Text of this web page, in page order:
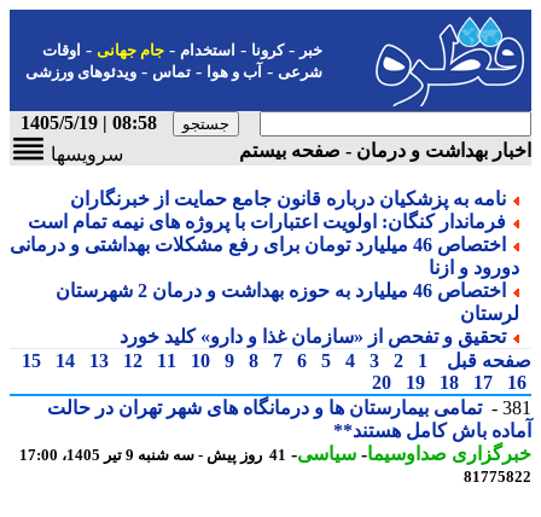
-کرونا-استخدام- جام جهانی-اوقات
شرعی-آب و هوا-تماس-ویدئوهای ورزشی
08:58 | 1405/5/19
بهداشت و درمان - صفحه بیستم
سرویسها
نامه به پزشکیان درباره قانون جامع حمایت از خبرنگاران
فرماندار کنگان: اولویت اعتبارات با پروژه های نیمه تمام است
اختصاص 46 میلیارد تومان برای رفع مشکلات بهداشتی و درمانی
و ازنا
اختصاص 46 میلیارد به حوزه بهداشت و درمان 2 شهرستان
تحقیق و تفحص از «سازمان غذا و دارو» کلید خورد
قبل
1
2
3
4
5
6
7
8
9
10
11
12
13
14
15
17
18
19
20
تمامی بیمارستان ها و درمانگاه های شهر تهران در حالت
باش کامل هستند**
صداوسیما-سیاسی-41 روز پیش - سه شنبه 9 تیر 1405، 17:00